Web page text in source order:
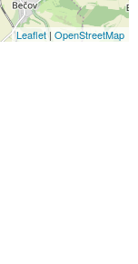
Leaflet | OpenStreetMap